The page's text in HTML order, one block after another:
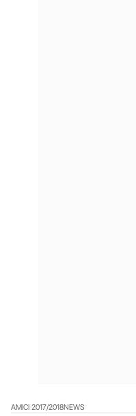
AMICI 2017/2018NEWS